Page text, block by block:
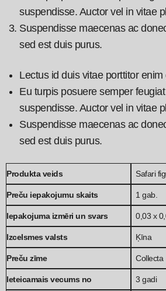
suspendisse. Auctor vel in vitae
Suspendisse maecenas ac
sed est duis purus.
Lectus id duis vitae porttitor
Eu turpis posuere semper
suspendisse. Auctor vel in vitae
Suspendisse maecenas ac
sed est duis purus.
Produkta veids Safari
Preču iepakojumu skaits 1 gab.
Iepakojuma izmēri un svars 0,03 x
Izcelsmes valsts Ķīna
Preču zīme Collecta
Ieteicamais vecums no 3 gadi